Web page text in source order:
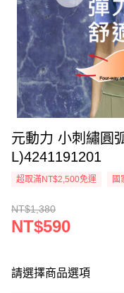
元動力 小刺繡圓
L)4241191201
超取滿NT$2,500免運 國
NT$1,380
NT$590
請選擇商品選項